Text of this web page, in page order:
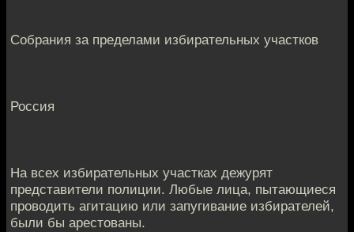
Собрания за пределами избирательных участков
Россия
На всех избирательных участках дежурят
представители полиции. Любые лица, пытающиеся
проводить агитацию или запугивание избирателей,
были бы арестованы.